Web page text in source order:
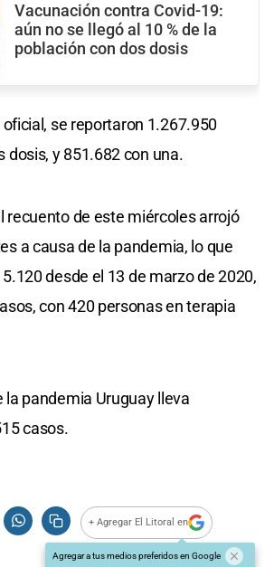
Vacunación contra Covid-19:
aún no se llegó al 10 % de la
población con dos dosis
se reportaron 1.267.950
dosis, y 851.682 con una.
recuento de este miércoles arrojó
a causa de la pandemia, lo que
desde el 13 de marzo de 2020,
con 420 personas en terapia
la pandemia Uruguay lleva
casos.
+ Agregar El Litoral en
Agregar a tus medios preferidos en Google